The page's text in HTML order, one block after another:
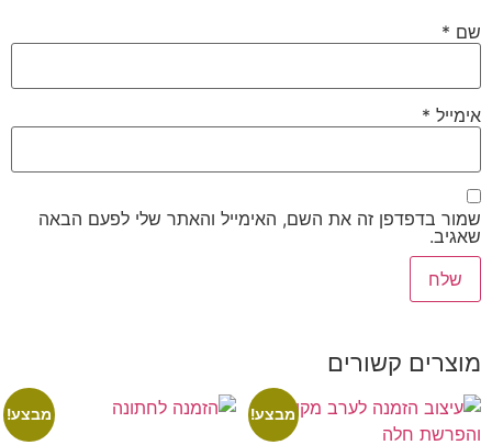
שם *
אימייל *
שמור בדפדפן זה את השם, האימייל והאתר שלי לפעם הבאה
שאגיב.
מוצרים קשורים
מבצע! מבצע!